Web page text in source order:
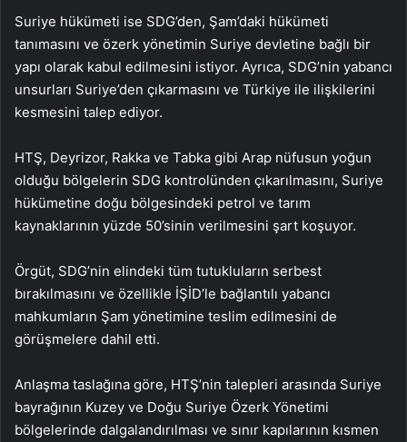
Suriye hükümeti ise SDG’den, Şam’daki hükümeti
tanımasını ve özerk yönetimin Suriye devletine bağlı bir
yapı olarak kabul edilmesini istiyor. Ayrıca, SDG’nin yabancı
unsurları Suriye’den çıkarmasını ve Türkiye ile ilişkilerini
kesmesini talep ediyor.
HTŞ, Deyrizor, Rakka ve Tabka gibi Arap nüfusun yoğun
olduğu bölgelerin SDG kontrolünden çıkarılmasını, Suriye
hükümetine doğu bölgesindeki petrol ve tarım
kaynaklarının yüzde 50’sinin verilmesini şart koşuyor.
Örgüt, SDG’nin elindeki tüm tutukluların serbest
bırakılmasını ve özellikle İŞİD’le bağlantılı yabancı
mahkumların Şam yönetimine teslim edilmesini de
görüşmelere dahil etti.
Anlaşma taslağına göre, HTŞ’nin talepleri arasında Suriye
bayrağının Kuzey ve Doğu Suriye Özerk Yönetimi
bölgelerinde dalgalandırılması ve sınır kapılarının kısmen